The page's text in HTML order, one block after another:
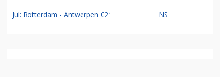
Jul: Rotterdam - Antwerpen €21 NS